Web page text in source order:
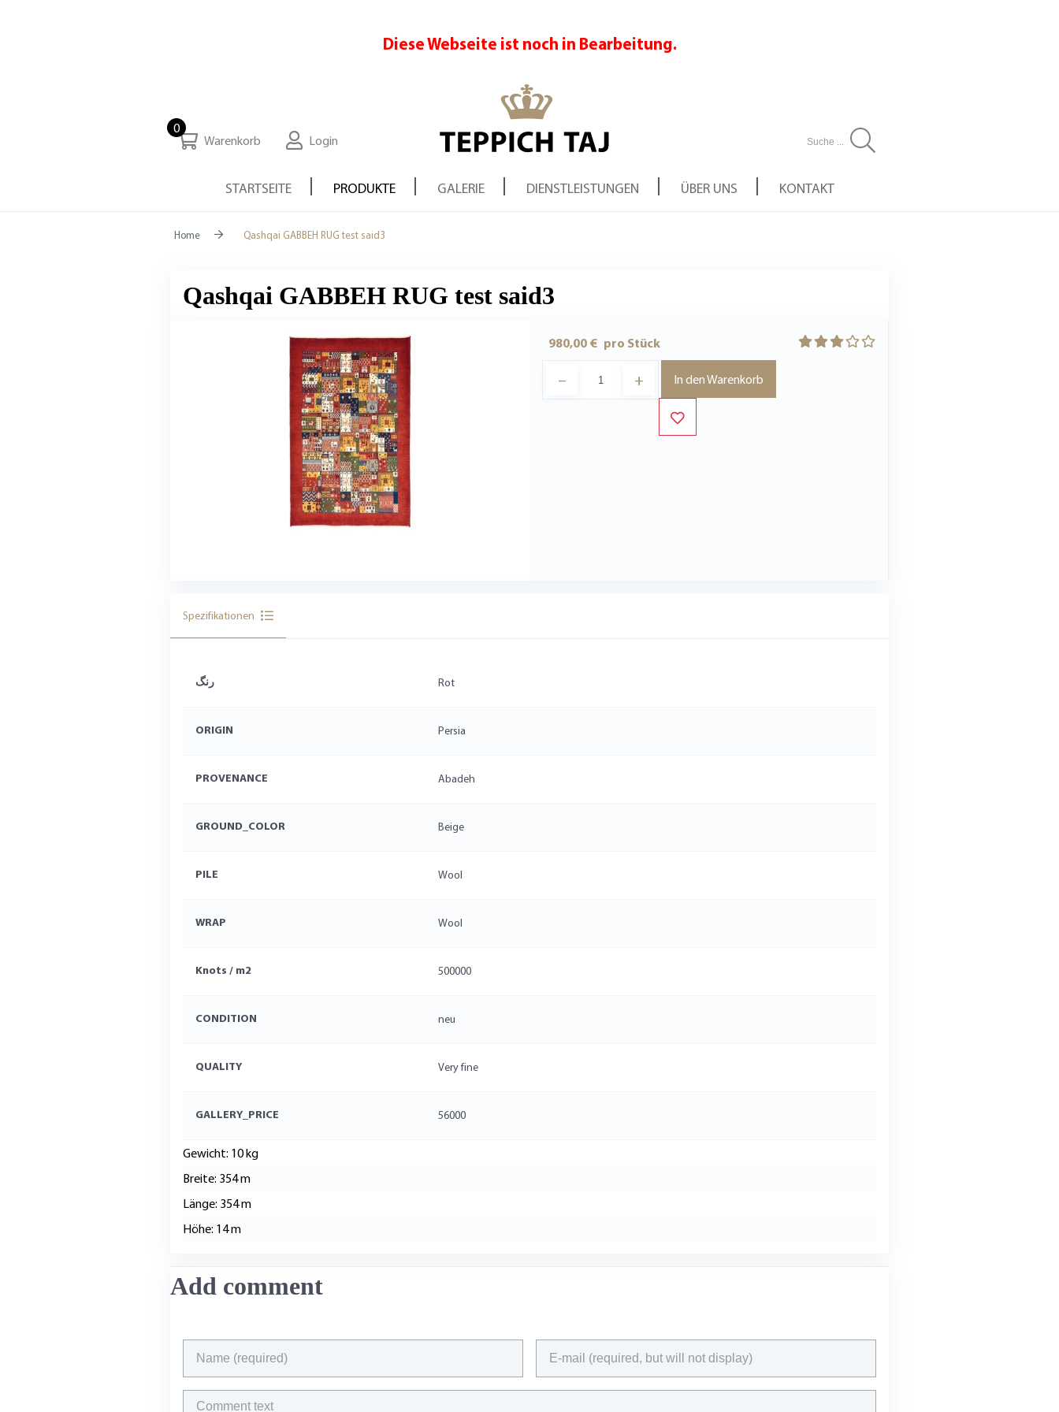
Diese Webseite ist noch in Bearbeitung.
0
Warenkorb
Login
STARTSEITE PRODUKTE GALERIE DIENSTLEISTUNGEN ÜBER UNS KONTAKT
Home Qashqai GABBEH RUG test said3
Qashqai GABBEH RUG test said3
980,00 € pro Stück
– + In den Warenkorb
Spezifikationen
رنگ Rot
ORIGIN Persia
PROVENANCE Abadeh
GROUND_COLOR Beige
PILE Wool
WRAP Wool
Knots / m2 500000
CONDITION neu
QUALITY Very fine
GALLERY_PRICE 56000
Gewicht: 10 kg
Breite: 354 m
Länge: 354 m
Höhe: 14 m
Add comment